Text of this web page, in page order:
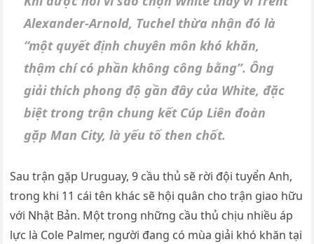
Alexander-Arnold, Tuchel thừa nhận đó là
“một quyết định chuyên môn khó khăn,
thậm chí có phần không công bằng”. Ông
giải thích phong độ gần đây của White, đặc
biệt trong trận chung kết Cúp Liên đoàn
gặp Man City, là yếu tố then chốt.
Sau trận gặp Uruguay, 9 cầu thủ sẽ rời đội tuyển Anh,
trong khi 11 cái tên khác sẽ hội quân cho trận giao hữu
với Nhật Bản. Một trong những cầu thủ chịu nhiều áp
lực là Cole Palmer, người đang có mùa giải khó khăn tại